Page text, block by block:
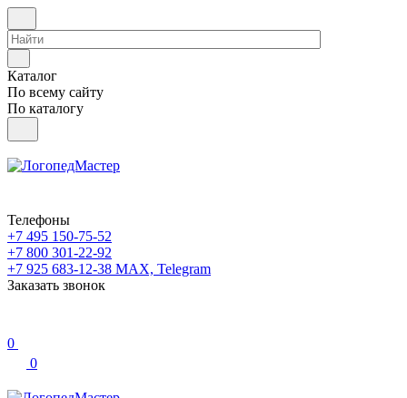
Каталог
По всему сайту
По каталогу
Телефоны
+7 495 150-75-52
+7 800 301-22-92
+7 925 683-12-38 MAX, Telegram
Заказать звонок
0
0